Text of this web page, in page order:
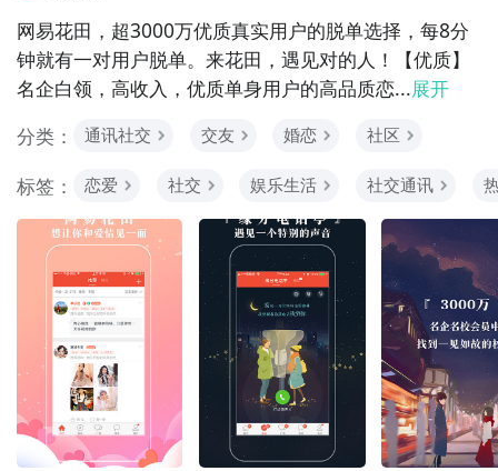
网易花田，超3000万优质真实用户的脱单选择，每8分
钟就有一对用户脱单。来花田，遇见对的人！【优质】
名企白领，高收入，优质单身用户的高品质恋...展开
分类：
通讯社交 交友 婚恋 社区
标签： 恋爱 社交 娱乐生活 社交通讯